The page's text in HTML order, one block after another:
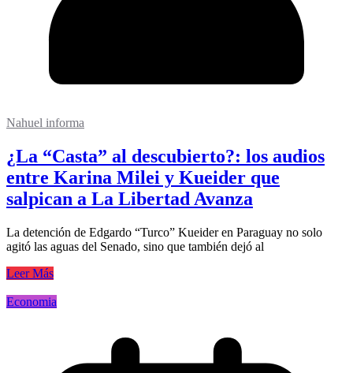
Nahuel informa
¿La “Casta” al descubierto?: los audios
entre Karina Milei y Kueider que
salpican a La Libertad Avanza
La detención de Edgardo “Turco” Kueider en Paraguay no solo
agitó las aguas del Senado, sino que también dejó al
Leer Más
Economia